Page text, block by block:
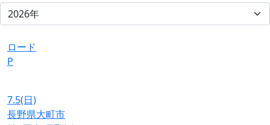
ロード
P
7.5(日)
長野県大町市